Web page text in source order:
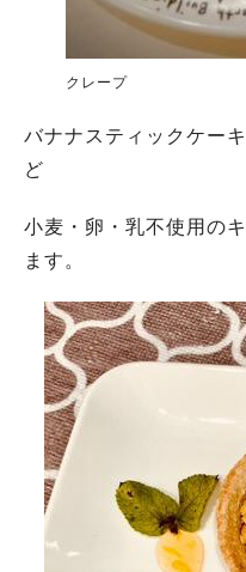
クレープ
バナナスティックケー
ど
小麦・卵・乳不使用の
ます。